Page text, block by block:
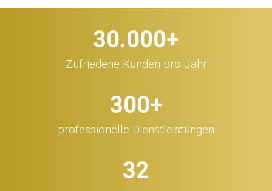
30.000+
Zufriedene Kunden pro Jahr
300+
professionelle Dienstleistungen
32